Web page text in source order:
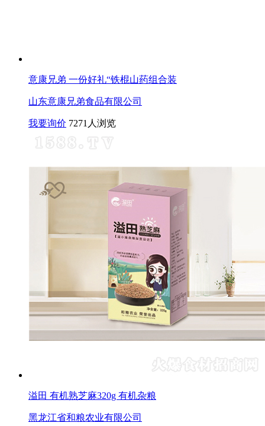
意康兄弟 一份好礼“铁棍山药组合装
山东意康兄弟食品有限公司
我要询价 7271人浏览
溢田 有机熟芝麻320g 有机杂粮
黑龙江省和粮农业有限公司